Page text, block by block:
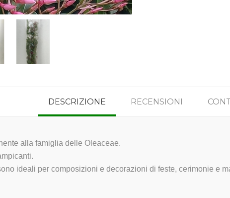
DESCRIZIONE RECENSIONI
alla famiglia delle Oleaceae.
ideali per composizioni e decorazioni di feste, cerimonie e